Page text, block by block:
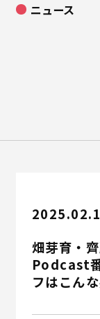
ニュース
畑芽育・
Podcast
フはこん